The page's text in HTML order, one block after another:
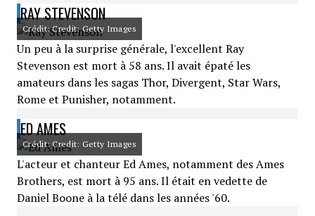
RAY STEVENSON
Crédit: Credit: Getty Images
Un peu à la surprise générale, l'excellent Ray
Stevenson est mort à 58 ans. Il avait épaté les
amateurs dans les sagas Thor, Divergent, Star Wars,
Rome et Punisher, notamment.
ED AMES
Crédit: Credit: Getty Images
L'acteur et chanteur Ed Ames, notamment des Ames
Brothers, est mort à 95 ans. Il était en vedette de
Daniel Boone à la télé dans les années '60.